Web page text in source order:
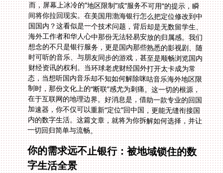
一切回归简单与流畅。
你的需求远不止银行：被地域锁住的数
字生活全景